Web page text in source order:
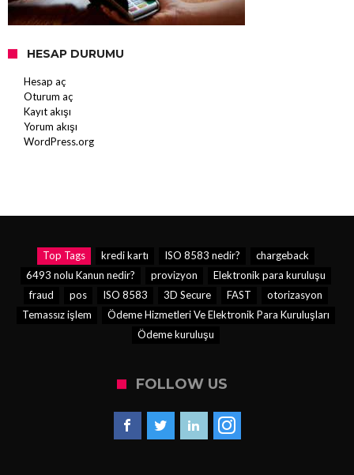
HESAP DURUMU
Hesap aç
Oturum aç
Kayıt akışı
Yorum akışı
WordPress.org
Top Tags kredi kartı ISO 8583 nedir?
chargeback
6493 nolu Kanun nedir?
provizyon
Elektronik para kuruluşu
fraud
pos ISO 8583 3D Secure FAST
otorizasyon
Temassız işlem
Ödeme Hizmetleri Ve Elektronik Para Kuruluşları
Ödeme kuruluşu
FOLLOW US